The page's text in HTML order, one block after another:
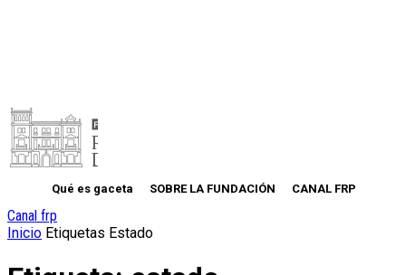
Qué es gaceta SOBRE LA FUNDACIÓN CANAL FRP
Canal frp
Inicio Etiquetas Estado